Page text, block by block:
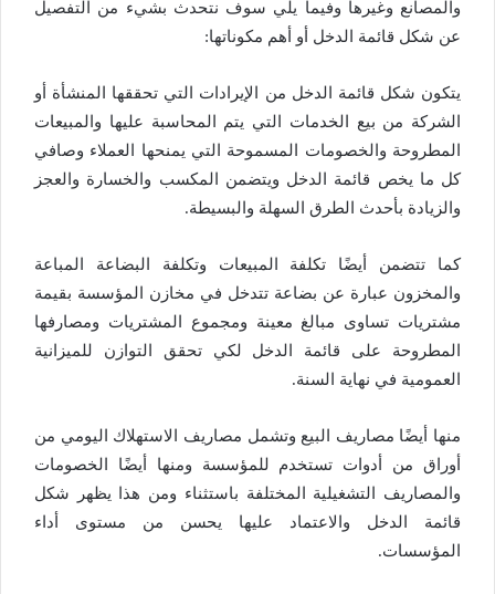
والمصانع وغيرها وفيما يلي سوف نتحدث بشيء من التفصيل
عن شكل قائمة الدخل أو أهم مكوناتها:
يتكون شكل قائمة الدخل من الإيرادات التي تحققها المنشأة أو
الشركة من بيع الخدمات التي يتم المحاسبة عليها والمبيعات
المطروحة والخصومات المسموحة التي يمنحها العملاء وصافي
كل ما يخص قائمة الدخل ويتضمن المكسب والخسارة والعجز
والزيادة بأحدث الطرق السهلة والبسيطة.
كما تتضمن أيضًا تكلفة المبيعات وتكلفة البضاعة المباعة
والمخزون عبارة عن بضاعة تتدخل في مخازن المؤسسة بقيمة
مشتريات تساوى مبالغ معينة ومجموع المشتريات ومصارفها
المطروحة على قائمة الدخل لكي تحقق التوازن للميزانية
العمومية في نهاية السنة.
منها أيضًا مصاريف البيع وتشمل مصاريف الاستهلاك اليومي من
أوراق من أدوات تستخدم للمؤسسة ومنها أيضًا الخصومات
والمصاريف التشغيلية المختلفة باستثناء ومن هذا يظهر شكل
قائمة الدخل والاعتماد عليها يحسن من مستوى أداء
المؤسسات.